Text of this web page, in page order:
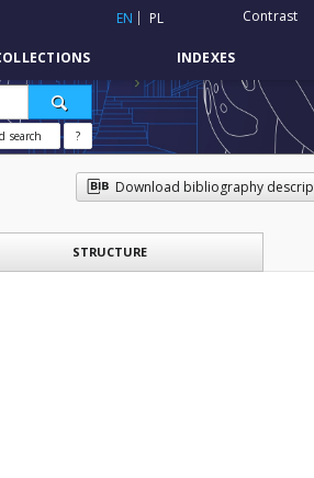
EN PL Contrast
INDEXES
search ?
Download bibliography
STRUCTURE